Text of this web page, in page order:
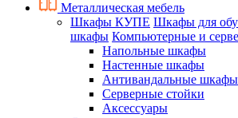
Металлическая мебель
Шкафы КУПЕ Шкафы для
шкафы Компьютерные и
Напольные шкафы
Настенные шкафы
Антивандальные шкафы
Серверные стойки
Аксессуары